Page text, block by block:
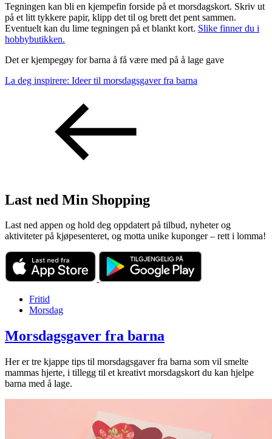
Tegningen kan bli en kjempefin forside på et morsdagskort. Skriv ut
på et litt tykkere papir, klipp det til og brett det pent sammen.
Eventuelt kan du lime tegningen på et blankt kort. Slike finner du i
hobbybutikken.
Det er kjempegøy for barna å få være med på å lage gave
La deg inspirere: Ideer til morsdagsgaver fra barna
Last ned Min Shopping
Last ned appen og hold deg oppdatert på tilbud, nyheter og
aktiviteter på kjøpesenteret, og motta unike kuponger – rett i lomma!
Fritid
Morsdag
Morsdagsgaver fra barna
Her er tre kjappe tips til morsdagsgaver fra barna som vil smelte
mammas hjerte, i tillegg til et kreativt morsdagskort du kan hjelpe
barna med å lage.